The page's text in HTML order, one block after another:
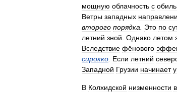
мощную облачность с
Ветры западных
второго порядка Это по
летний зной Однако летом
Вследствие фёнового
сирокко Если летний
Западной Грузии начинает
В Колхидской низменности